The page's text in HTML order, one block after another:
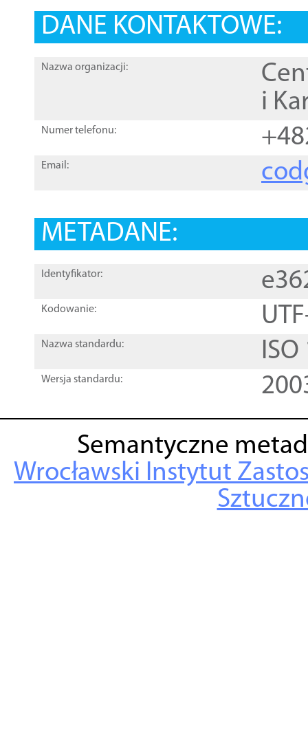
DANE KONTAKTOWE:
Nazwa organizacji:
i
Numer telefonu:
Email:
METADANE:
Identyfikator:
Kodowanie:
Nazwa standardu:
Wersja standardu:
Semantyczne
Wrocławski Instytut